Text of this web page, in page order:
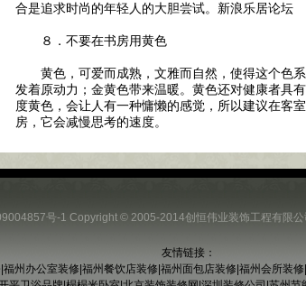
合是追求时尚的年轻人的大胆尝试。新浪乐居论坛
８．不要在书房用黄色
黄色，可爱而成熟，文雅而自然，使得这个色系
发着原动力；金黄色带来温暖。黄色还对健康者具
度黄色，会让人有一种慵懒的感觉，所以建议在客
房，它会减慢思考的速度。
号-1 Copyright © 2005-2014创恒伟业装饰工程有限公
友情链接：
福州办公室装修 福州餐饮店装修 福州面包店装修 福州会所装修